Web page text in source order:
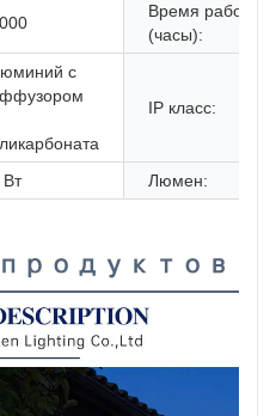
Время работы
(часы):
с
IP класс:
Вт Люмен: